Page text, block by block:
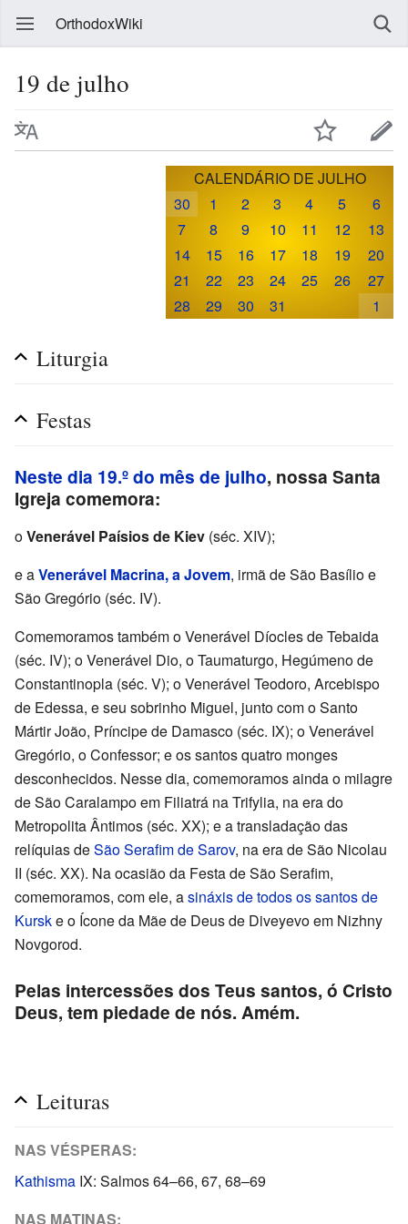
OrthodoxWiki
19 de julho
CALENDÁRIO DE JULHO
30
1 2 3 4 5
6
7
8 9 10 11 12
13
14
15 16 17 18 19
20
21
22 23 24 25 26
27
28
29 30 31 1
Liturgia
Festas
Neste dia 19.º do mês de julho, nossa Santa
Igreja comemora:
oVenerável Paísios de Kiev (séc. XIV);
e aVenerável Macrina, a Jovem, irmã de São Basílio e
São Gregório (séc. IV).
Comemoramos também o Venerável Díocles de Tebaida
(séc. IV); o Venerável Dio, o Taumaturgo, Hegúmeno de
Constantinopla (séc. V); o Venerável Teodoro, Arcebispo
de Edessa, e seu sobrinho Miguel, junto com o Santo
Mártir João, Príncipe de Damasco (séc. IX); o Venerável
Gregório, o Confessor; e os santos quatro monges
desconhecidos. Nesse dia, comemoramos ainda o milagre
de São Caralampo em Filiatrá na Trifylia, na era do
Metropolita Ântimos (séc. XX); e a transladação das
relíquias deSão Serafim de Sarov, na era de São Nicolau
II (séc. XX). Na ocasião da Festa de São Serafim,
comemoramos, com ele, asináxis de todos os santos de
Kurske o Ícone da Mãe de Deus de Diveyevo em Nizhny
Novgorod.
Pelas intercessões dos Teus santos, ó Cristo
Deus, tem piedade de nós. Amém.
Leituras
NAS VÉSPERAS:
Kathisma IX: Salmos 64–66, 67, 68–69
NAS MATINAS: